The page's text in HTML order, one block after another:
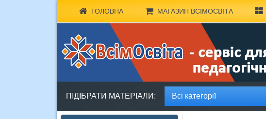
ГОЛОВНА МАГАЗИН ВСІМОСВІТА
ПІДІБРАТИ МАТЕРІАЛИ: Всі категорії